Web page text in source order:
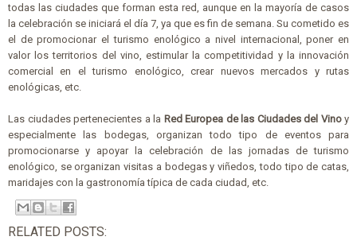
todas las ciudades que forman esta red, aunque en la mayoría de casos
la celebración se iniciará el día 7, ya que es fin de semana. Su cometido es
el de promocionar el turismo enológico a nivel internacional, poner en
valor los territorios del vino, estimular la competitividad y la innovación
comercial en el turismo enológico, crear nuevos mercados y rutas
enológicas, etc.
Las ciudades pertenecientes a la Red Europea de las Ciudades del Vinoy
especialmente las bodegas, organizan todo tipo de eventos para
promocionarse y apoyar la celebración de las jornadas de turismo
enológico, se organizan visitas a bodegas y viñedos, todo tipo de catas,
maridajes con la gastronomía típica de cada ciudad, etc.
RELATED POSTS: